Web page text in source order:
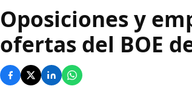
Oposiciones y
ofertas del BOE